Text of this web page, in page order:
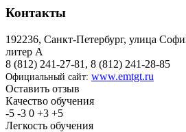
Контакты
192236, Санкт-Петербург, улица
литер А
8 (812) 241-27-81, 8 (812) 241-28-85
Официальный сайт: www.emtgt.ru
Оставить отзыв
Качество обучения
-5 -3 0 +3 +5
Легкость обучения